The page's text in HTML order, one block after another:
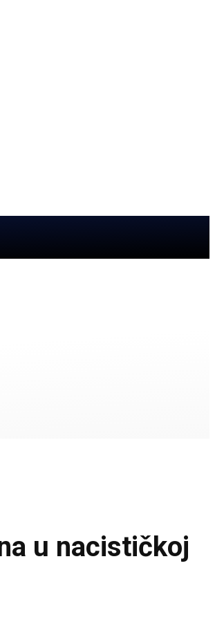
u nacističkoj